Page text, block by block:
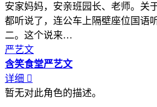
安家妈妈，安亲班园长、老师。关
都听说了，连公车上隔壁座位国语
二。这个说来…
严艺文
含笑食堂严艺文
详细 
暂无对此角色的描述。